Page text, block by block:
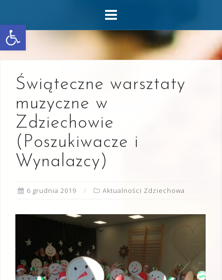
Otwórz pasek narzędzi
content
Świąteczne warsztaty
muzyczne w
Zdziechowie
(Poszukiwacze i
Wynalazcy)
6 grudnia 2019 Aktualności Zdziechowa